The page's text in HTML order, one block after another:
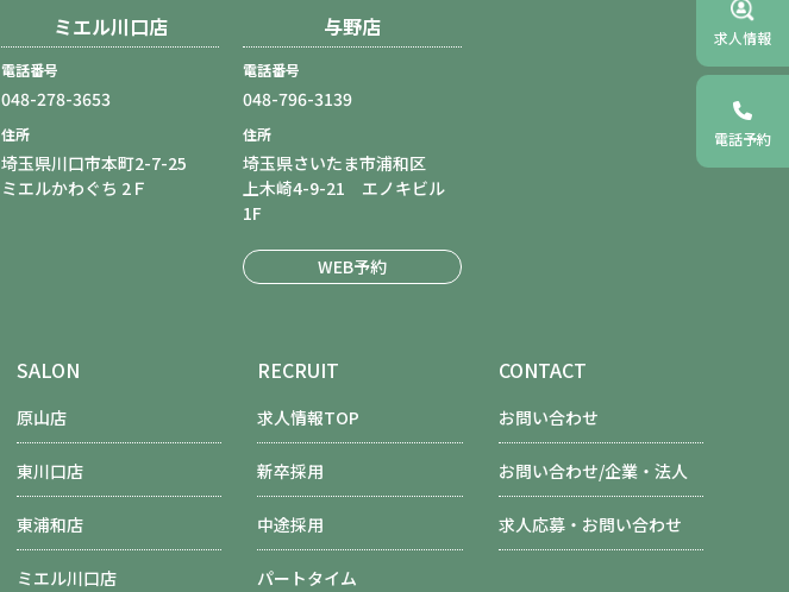
求人情報
電話予約
ミエル川口店
電話番号
048-278-3653
住所
埼玉県川口市本町2-7-25
ミエルかわぐち 2Ｆ
与野店
電話番号
048-796-3139
住所
埼玉県さいたま市浦和区
上木崎4-9-21 エノキビル
1F
WEB予約
SALON
原山店
東川口店
東浦和店
ミエル川口店
RECRUIT
求人情報TOP
新卒採用
中途採用
パートタイム
CONTACT
お問い合わせ
お問い合わせ/企業・法人
求人応募・お問い合わせ